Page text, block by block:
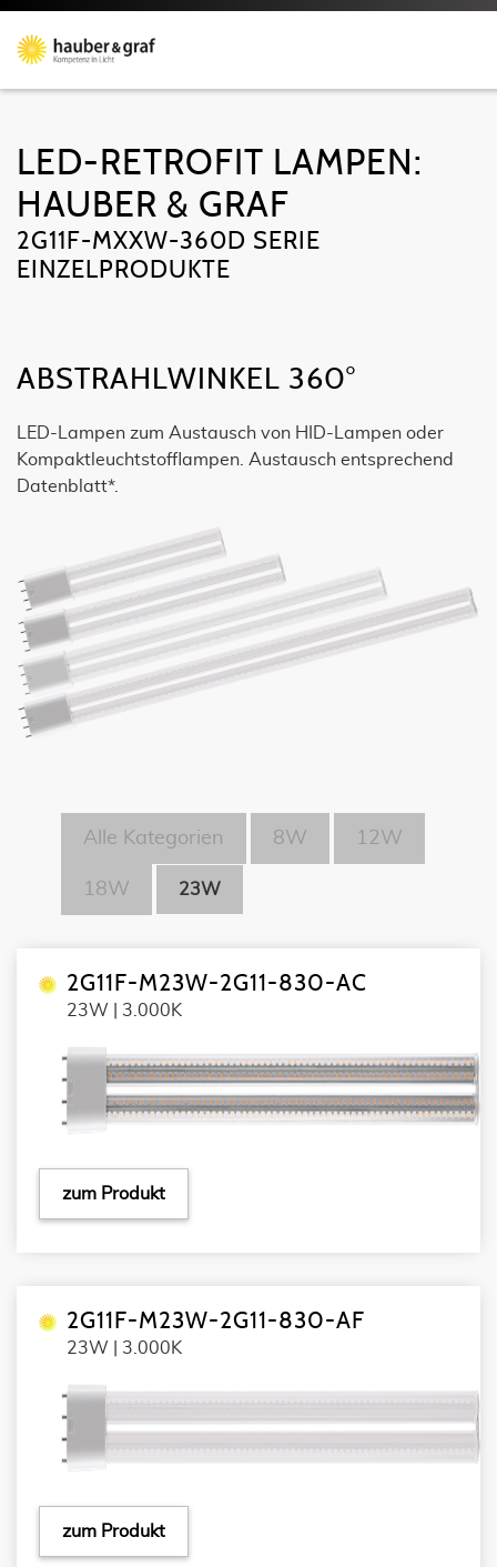
LED-RETROFIT LAMPEN:
HAUBER & GRAF
2G11F-MXXW-360D SERIE
EINZELPRODUKTE
ABSTRAHLWINKEL 360°
LED-Lampen zum Austausch von HID-Lampen oder
Kompaktleuchtstofflampen. Austausch entsprechend
Datenblatt*.
Alle Kategorien 8W 12W
18W 23W
2G11F-M23W-2G11-830-AC
23W | 3.000K
zum Produkt
2G11F-M23W-2G11-830-AF
23W | 3.000K
zum Produkt